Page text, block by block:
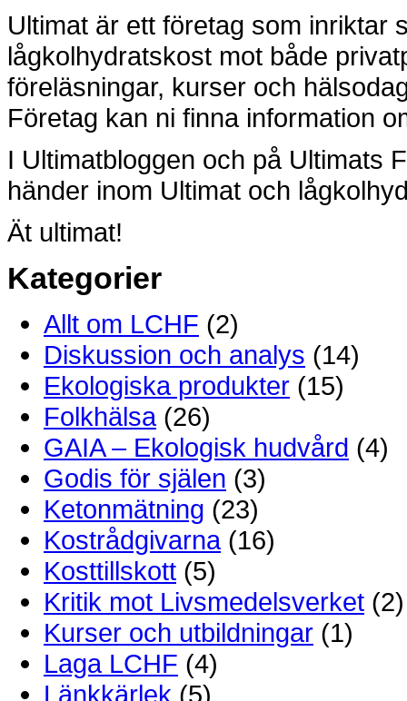
Ultimat är ett företag som inriktar
lågkolhydratskost mot både
föreläsningar, kurser och
Företag kan ni finna information
I Ultimatbloggen och på Ultimats
händer inom Ultimat och
Ät ultimat!
Kategorier
Allt om LCHF (2)
Diskussion och analys (14)
Ekologiska produkter (15)
Folkhälsa(26)
GAIA – Ekologisk hudvård (4)
Godis för själen (3)
Ketonmätning (23)
Kostrådgivarna(16)
Kosttillskott (5)
Kritik mot Livsmedelsverket (2)
Kurser och utbildningar (1)
Laga LCHF (4)
Länkkärlek (5)